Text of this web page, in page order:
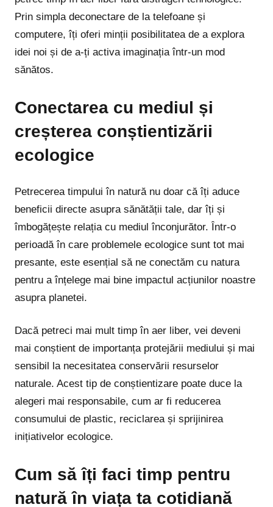
Prin simpla deconectare de la telefoane și
computere, îți oferi minții posibilitatea de a explora
idei noi și de a-ți activa imaginația într-un mod
sănătos.
Conectarea cu mediul și
creșterea conștientizării
ecologice
Petrecerea timpului în natură nu doar că îți aduce
beneficii directe asupra sănătății tale, dar îți și
îmbogățește relația cu mediul înconjurător. Într-o
perioadă în care problemele ecologice sunt tot mai
presante, este esențial să ne conectăm cu natura
pentru a înțelege mai bine impactul acțiunilor noastre
asupra planetei.
Dacă petreci mai mult timp în aer liber, vei deveni
mai conștient de importanța protejării mediului și mai
sensibil la necesitatea conservării resurselor
naturale. Acest tip de conștientizare poate duce la
alegeri mai responsabile, cum ar fi reducerea
consumului de plastic, reciclarea și sprijinirea
inițiativelor ecologice.
Cum să îți faci timp pentru
natură în viața ta cotidiană